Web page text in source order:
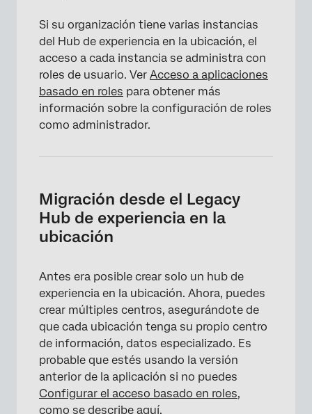
Si su organización tiene varias instancias
del Hub de experiencia en la ubicación, el
acceso a cada instancia se administra con
roles de usuario. Ver Acceso a aplicaciones
basado en roles para obtener más
información sobre la configuración de roles
como administrador.
Migración desde el Legacy
Hub de experiencia en la
ubicación
Antes era posible crear solo un hub de
experiencia en la ubicación. Ahora, puedes
crear múltiples centros, asegurándote de
que cada ubicación tenga su propio centro
de información, datos especializado. Es
probable que estés usando la versión
anterior de la aplicación si no puedes
Configurar el acceso basado en roles,
como se describe aquí.